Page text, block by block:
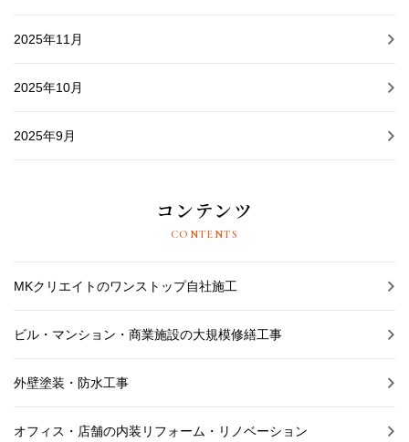
2025年11月
2025年10月
2025年9月
コンテンツ
CONTENTS
MKクリエイトのワンストップ自社施工
ビル・マンション・商業施設の大規模修繕工事
外壁塗装・防水工事
オフィス・店舗の内装リフォーム・リノベーション